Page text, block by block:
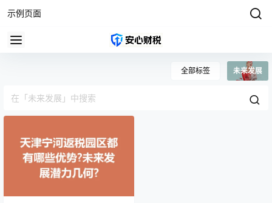
示例页面
全部标签 未来发展